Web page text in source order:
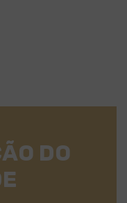
DO